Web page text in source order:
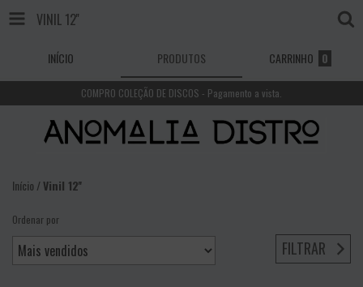
VINIL 12''
INÍCIO PRODUTOS CARRINHO 0
COMPRO COLEÇÃO DE DISCOS - Pagamento a vista.
Início /Vinil 12''
Ordenar por
FILTRAR